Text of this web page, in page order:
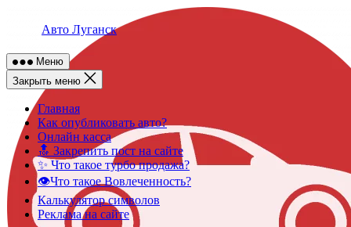
Авто Луганск
Меню
Закрыть меню
Главная
Как опубликовать авто?
Онлайн касса
🔝 Закрепить пост на сайте
✨ Что такое турбо продажа?
👁️Что такое Вовлеченность?
Калькулятор символов
Реклама на сайте